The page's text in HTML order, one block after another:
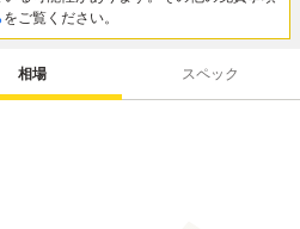
をご覧ください。
相場 スペック